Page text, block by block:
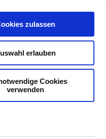
zulassen
erlauben
Cookies
verwenden